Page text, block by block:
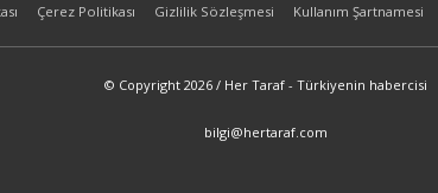
Çerez Politikası Gizlilik Sözleşmesi Kullanım Şartnamesi
© Copyright 2026 / Her Taraf - Türkiyenin habercisi
bilgi@hertaraf.com